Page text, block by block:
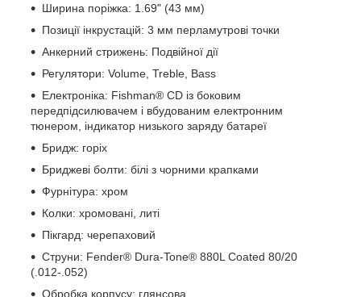
Ширина поріжка: 1.69" (43 мм)
Позиції інкрустацій: 3 мм перламутрові точки
Анкерний стрижень: Подвійної дії
Регулятори: Volume, Treble, Bass
Електроніка: Fishman® CD із боковим
передпідсилювачем і вбудованим електронним
тюнером, індикатор низького заряду батареї
Бридж: горіх
Бриджеві болти: білі з чорними крапками
Фурнітура: хром
Колки: хромовані, литі
Пікгард: черепаховий
Струни: Fender® Dura-Tone® 880L Coated 80/20
(.012-.052)
Обробка корпусу: глянсова